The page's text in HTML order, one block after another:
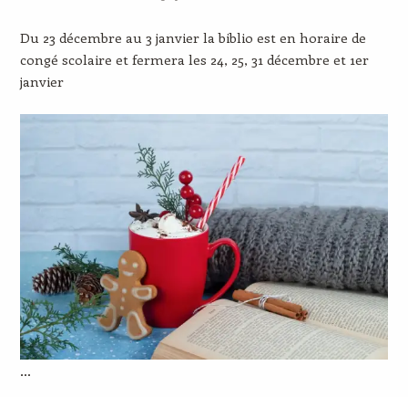
Du 23 décembre au 3 janvier la biblio est en horaire de
congé scolaire et fermera les 24, 25, 31 décembre et 1er
janvier
…